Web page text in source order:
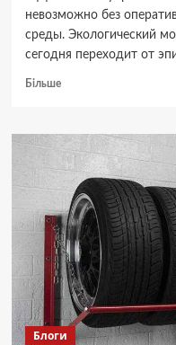
невозможно без
среды. Экологический
сегодня переходит от
БільшеДокладніше
системы
экологического
мониторинга
их
роль
в
управлении
рисками
Блоги